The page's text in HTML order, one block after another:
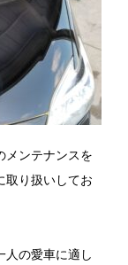
メンテナンスを
取り扱いしてお
人の愛車に適し